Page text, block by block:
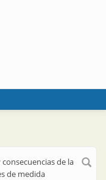
de la
de medida